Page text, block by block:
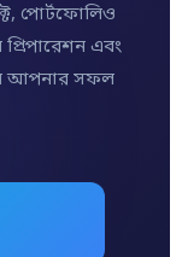
পোর্টফোলিও
প্রিপারেশন এবং
আপনার সফল